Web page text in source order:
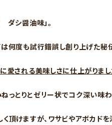
ダシ醤油味」。
何度も試行錯誤し創り上げた
される美味しさに仕上がりまし
とりとゼリー状でコク深い味わ
頂けますが、ワサビやアボカ